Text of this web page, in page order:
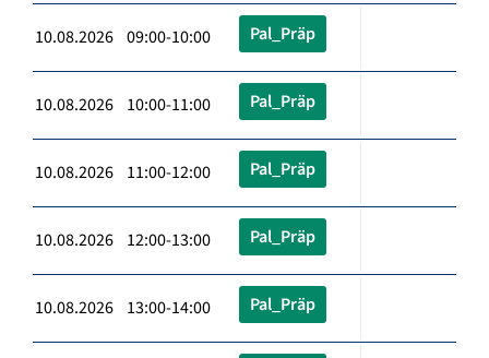
10.08.2026 09:00-10:00 Pal_Präp
10.08.2026 10:00-11:00 Pal_Präp
10.08.2026 11:00-12:00 Pal_Präp
10.08.2026 12:00-13:00 Pal_Präp
10.08.2026 13:00-14:00 Pal_Präp